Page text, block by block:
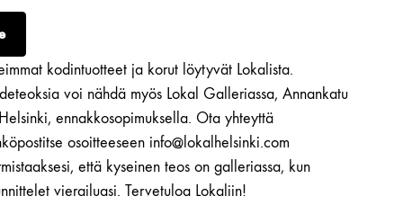
kodintuotteet ja korut löytyvät Lokalista.
voi nähdä myös Lokal Galleriassa, Annankatu
ennakkosopimuksella. Ota yhteyttä
osoitteeseen info@lokalhelsinki.com
että kyseinen teos on galleriassa, kun
vierailuasi. Tervetuloa Lokaliin!